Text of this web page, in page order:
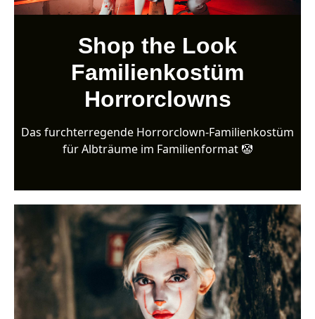
Shop the Look
Familienkostüm
Horrorclowns
Das furchterregende Horrorclown-Familienkostüm
für Albträume im Familienformat 🤡